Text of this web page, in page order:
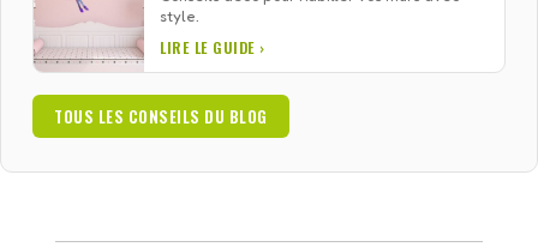
style.
LIRE LE GUIDE ›
TOUS LES CONSEILS DU BLOG